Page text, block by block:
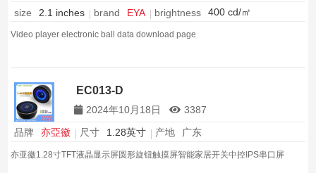
size 2.1 inches brand EYA brightness 400 cd/㎡
Video player electronic ball data download page
EC013-D
2024年10月18日 3387
品牌 亦亞徽 尺寸 1.28英寸 产地 广东
亦亚徽1.28寸TFT液晶显示屏圆形旋钮触摸屏智能家居开关中控IPS串口屏